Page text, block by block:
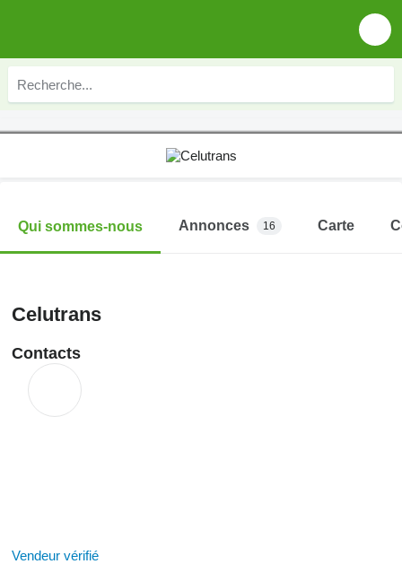
Qui sommes-nous Annonces 16 Carte
Celutrans
Contacts
Vendeur vérifié